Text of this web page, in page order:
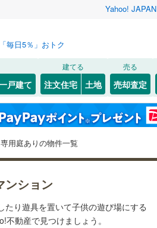
Yahoo! JAPAN
毎日5％」おトク
戸建て
建てる
注文住宅 土地
売る
売却査定
専用庭ありの物件一覧
ンション
り遊具を置いて子供の遊び場にする
動産で見つけましょう。
秋田 山形
千葉
三重
中央区(0)
文京区(6)
北区(9)
足立区
中野区(4)
常磐線(10)
湘南新宿ライン（前橋～小田原）
(5)
武蔵野線(3)
中央本線（JR東日本）
埼京線(9)
築古・築30年以上（4）
エレベーター
オートロック （ 6
件を保存しました
通知は、 マイページから設定できます。
須賀線、専用庭
検索条件を保存する
ージ
お気に入りリストを見る
閉じる
お気に入りリストを見る
閉じる